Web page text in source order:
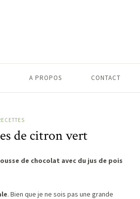
A PROPOS CONTACT
de citron vert
de chocolat avec du jus de pois
. Bien que je ne sois pas une grande